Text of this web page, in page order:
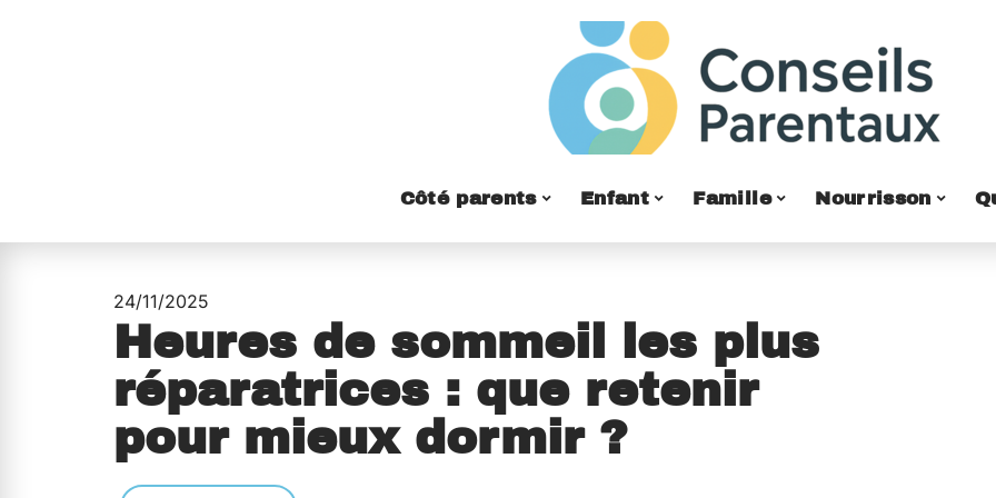
Côté parents Enfant Famille Nourrisson
24/11/2025
Heures de sommeil les plus
réparatrices : que retenir
pour mieux dormir ?